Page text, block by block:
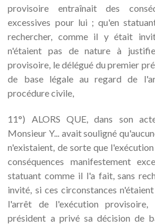
provisoire entraînait des
excessives pour lui ; qu'en
rechercher, comme il y était
n'étaient pas de nature à
provisoire, le délégué du premier
de base légale au regard de
procédure civile,
11°) ALORS QUE, dans son
Monsieur Y... avait souligné
n'existaient, de sorte que
conséquences manifestement
statuant comme il l'a fait, sans
invité, si ces circonstances
l'arrêt de l'exécution
président a privé sa décision de